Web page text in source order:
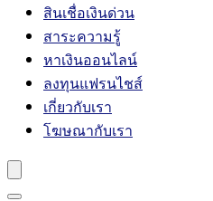
สินเชื่อเงินด่วน
สาระความรู้
หาเงินออนไลน์
ลงทุนแฟรนไชส์
เกี่ยวกับเรา
โฆษณากับเรา